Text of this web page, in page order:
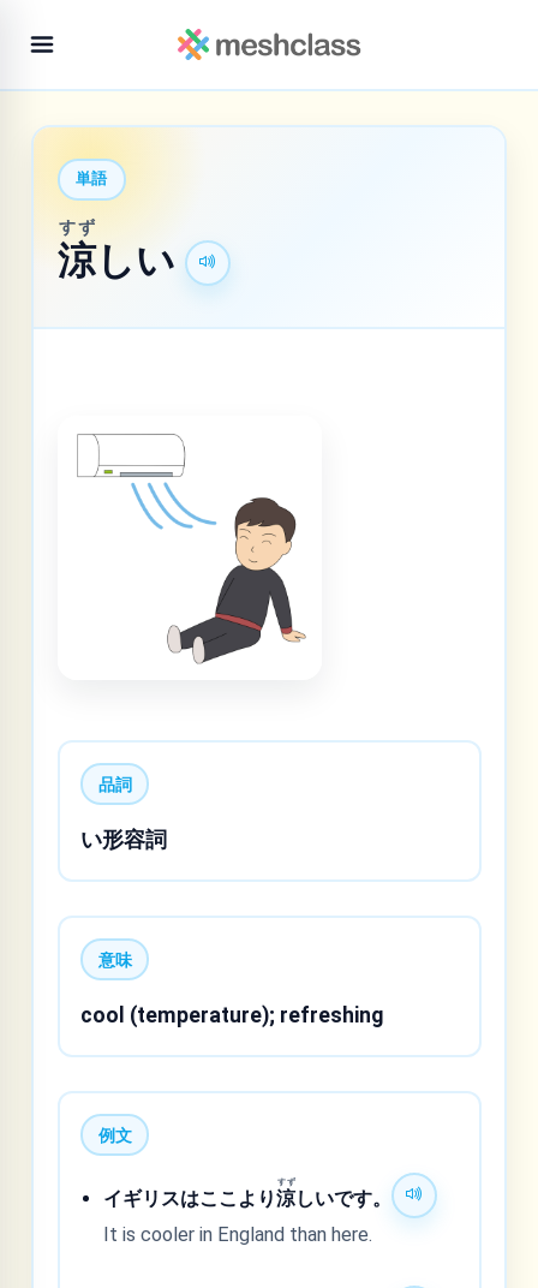
単語
涼
すず
しい
品詞
い形容詞
意味
cool (temperature); refreshing
例文
イギリスはここより涼
すず
しいです。
It is cooler in England than here.